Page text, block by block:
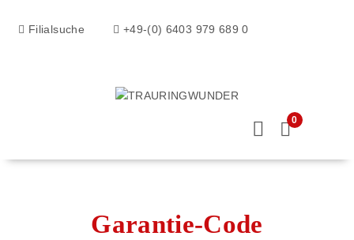
Filialsuche +49-(0) 6403 979 689 0
0
Garantie-Code